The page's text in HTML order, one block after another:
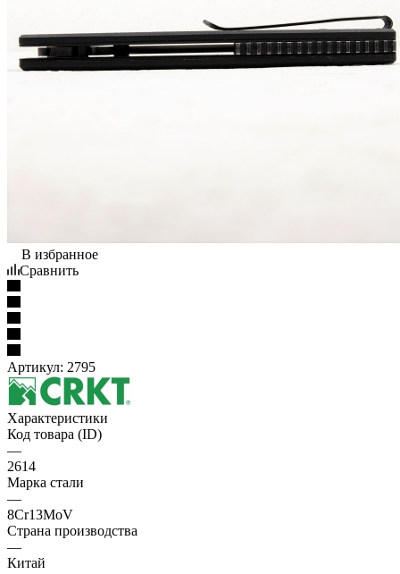
В избранное
Сравнить
Артикул: 2795
Характеристики
Код товара (ID)
—
2614
Марка стали
—
8Cr13MoV
Страна производства
—
Китай